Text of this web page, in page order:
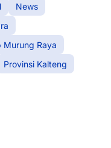
News
Murung Raya
Provinsi Kalteng